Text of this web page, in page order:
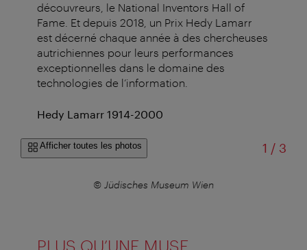
découvreurs, le National Inventors Hall of
Fame. Et depuis 2018, un Prix Hedy Lamarr
est décerné chaque année à des chercheuses
autrichiennes pour leurs performances
exceptionnelles dans le domaine des
technologies de l’information.
Hedy Lamarr 1914-2000
Afficher toutes les photos 1 /sur
3
© Jüdisches Museum Wien
PLUS QU’UNE MUSE